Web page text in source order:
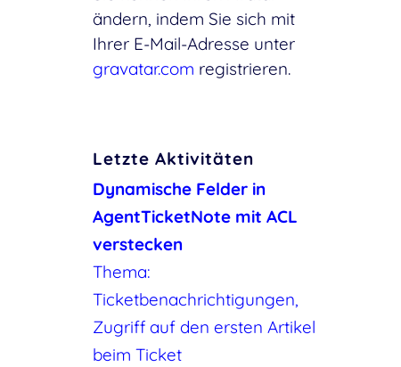
ändern, indem Sie sich mit
Ihrer E-Mail-Adresse unter
gravatar.com registrieren.
Letzte Aktivitäten
Dynamische Felder in
AgentTicketNote mit ACL
verstecken
Thema:
Ticketbenachrichtigungen,
Zugriff auf den ersten Artikel
beim Ticket